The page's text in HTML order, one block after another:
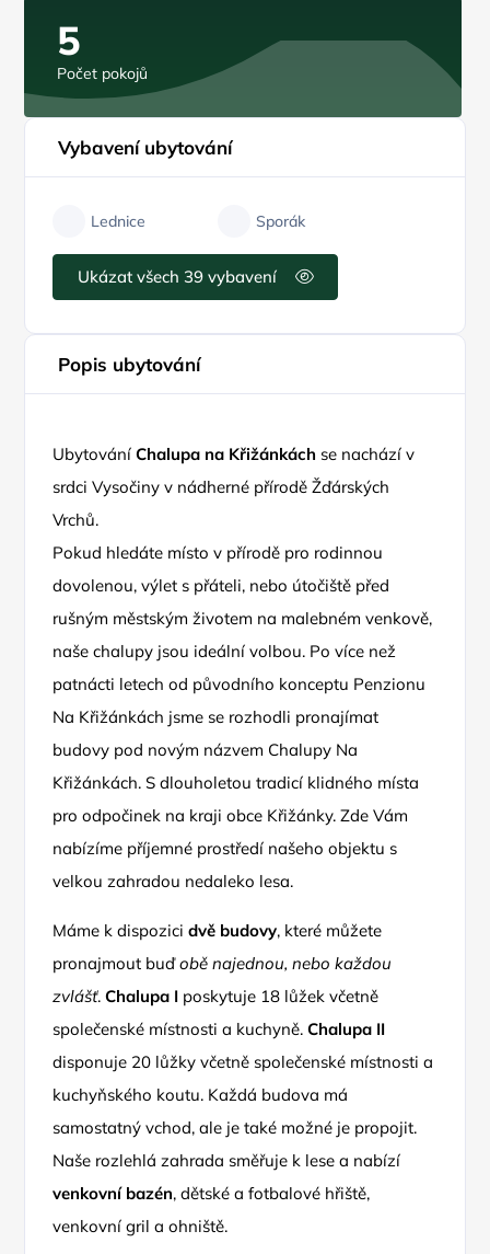
5
Počet pokojů
Vybavení ubytování
Lednice Sporák
Ukázat všech 39 vybavení
Popis ubytování
UbytováníChalupa na Křižánkách se nachází v
srdci Vysočiny v nádherné přírodě Žďárských
Vrchů.
Pokud hledáte místo v přírodě pro rodinnou
dovolenou, výlet s přáteli, nebo útočiště před
rušným městským životem na malebném venkově,
naše chalupy jsou ideální volbou. Po více než
patnácti letech od původního konceptu Penzionu
Na Křižánkách jsme se rozhodli pronajímat
budovy pod novým názvem Chalupy Na
Křižánkách. S dlouholetou tradicí klidného místa
pro odpočinek na kraji obce Křižánky. Zde Vám
nabízíme příjemné prostředí našeho objektu s
velkou zahradou nedaleko lesa.
Máme k dispozicidvě budovy, které můžete
pronajmout buďobě najednou, nebo každou
zvlášť.Chalupa I poskytuje 18 lůžek včetně
společenské místnosti a kuchyně.Chalupa II
disponuje 20 lůžky včetně společenské místnosti a
kuchyňského koutu. Každá budova má
samostatný vchod, ale je také možné je propojit.
Naše rozlehlá zahrada směřuje k lese a nabízí
venkovní bazén, dětské a fotbalové hřiště,
venkovní gril a ohniště.